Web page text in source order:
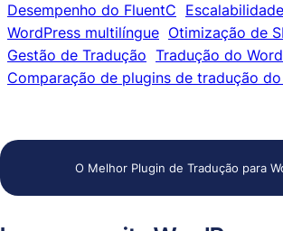
Desempenho do FluentC
WordPress multilíngue Otimização de
Gestão de Tradução Tradução do
Comparação de plugins de tradução
O Melhor Plugin de Tradução para